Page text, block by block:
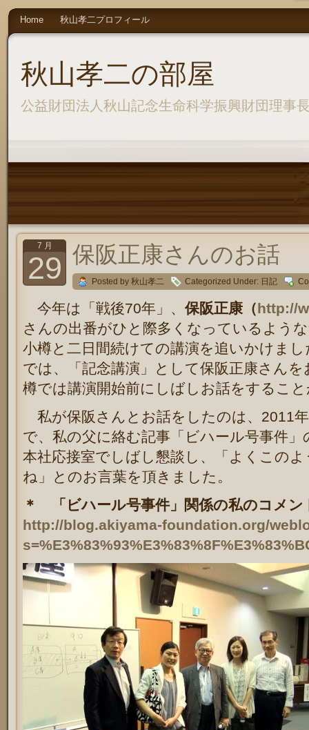
秋山孝二の部屋
公益財団法人秋山記念生命科学振興財団理事
Home 秋山孝二プロフィール
7 月
29 保阪正康さんのお話
Posted by 秋山孝二 Categorized Under: 日記
今年は「戦後70年」、 保阪正康（http://
さんの出番がひと際多くなっているよう
小樽と二日間続けての講演を追いかけま
では、「記念講演」として保阪正康さん
樽では講演開始前にしばしお話をするこ
私が保阪さんとお話をしたのは、2011
で、私の父に絡む記事「ビハール号事件
本社応接室でしばし懇談し、「よくこの
ね」とのお言葉を頂きました。
＊ 「ビハール号事件」関係の私のコ
http://blog.akiyama-foundation.org/